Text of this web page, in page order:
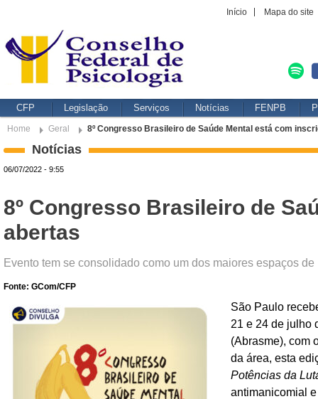
Início Mapa do site
CFP Legislação Serviços Notícias FENPB
Home Geral 8º Congresso Brasileiro de Saúde Mental está com
Notícias
06/07/2022 - 9:55
8º Congresso Brasileiro de
abertas
Evento tem se consolidado como um dos maiores espaços
Fonte: GCom/CFP
São Paulo
21 e 24 de julho
(Abrasme), com
da área, esta
Potências da
antimanicomial